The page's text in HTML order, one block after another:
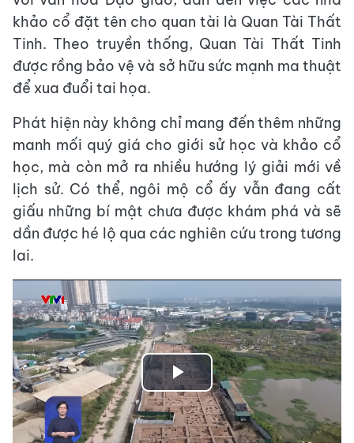
khảo cổ đặt tên cho quan tài là Quan Tài Thất
Tinh. Theo truyền thống, Quan Tài Thất Tinh
được rồng bảo vệ và sở hữu sức mạnh ma thuật
để xua đuổi tai họa.
Phát hiện này không chỉ mang đến thêm những
manh mối quý giá cho giới sử học và khảo cổ
học, mà còn mở ra nhiều hướng lý giải mới về
lịch sử. Có thể, ngôi mộ cổ ấy vẫn đang cất
giấu những bí mật chưa được khám phá và sẽ
dần được hé lộ qua các nghiên cứu trong tương
lai.
Play
Video